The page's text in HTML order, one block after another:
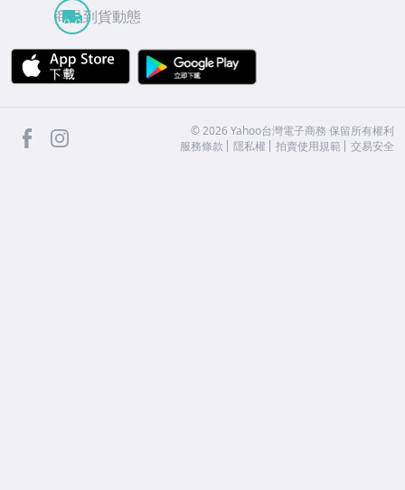
商品到貨動態
APP Store
facebook ©2026 Yahoo台灣電子商務 保留所有權利
服務條款
隱私權 拍賣使用規範 交易安全